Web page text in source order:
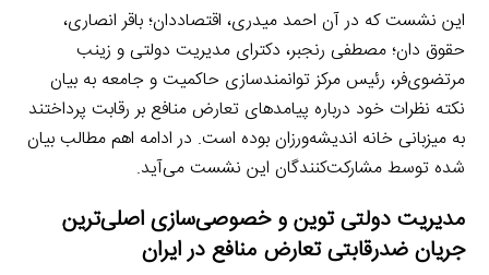
این نشست که در آن احمد میدری، اقتصاددان؛ باقر انصاری،
حقوق دان؛ مصطفی رنجبر، دکترای مدیریت دولتی و زینب
مرتضوی‌فر، رئیس مرکز توانمندسازی حاکمیت و جامعه به بیان
نکته نظرات خود درباره پیامدهای تعارض منافع بر رقابت پرداختند
به میزبانی خانه اندیشه‌ورزان بوده است. در ادامه اهم مطالب بیان
شده توسط مشارکت‌کنندگان این نشست می‌آید.
مدیریت دولتی توین و خصوصی‌سازی اصلی‌ترین
جریان ضدرقابتی تعارض منافع در ایران